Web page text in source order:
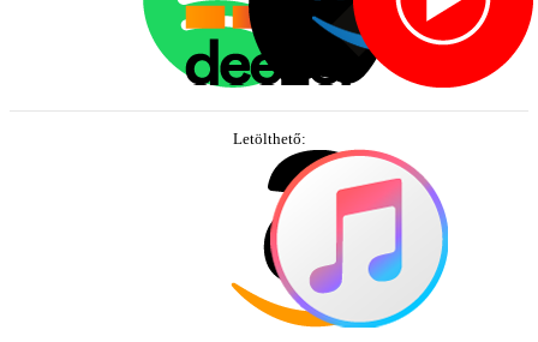
Letölthető: